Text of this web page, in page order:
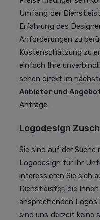
Umfang der
Erfahrung des
Anforderungen zu
Kostenschätzung zu
einfach Ihre
sehen direkt im
Anbieter und
Anfrage.
Logodesign
Sie sind auf der
Logodesign für Ihr
interessieren Sie sich
Dienstleister, die
ansprechenden Logos
sind uns derzeit keine